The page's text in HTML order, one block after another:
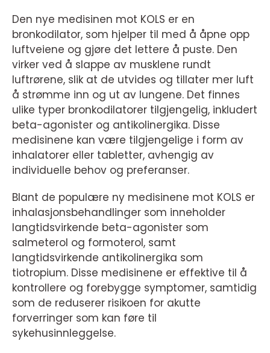
Den nye medisinen mot KOLS er en
bronkodilator, som hjelper til med å åpne opp
luftveiene og gjøre det lettere å puste. Den
virker ved å slappe av musklene rundt
luftrørene, slik at de utvides og tillater mer luft
å strømme inn og ut av lungene. Det finnes
ulike typer bronkodilatorer tilgjengelig, inkludert
beta-agonister og antikolinergika. Disse
medisinene kan være tilgjengelige i form av
inhalatorer eller tabletter, avhengig av
individuelle behov og preferanser.
Blant de populære ny medisinene mot KOLS er
inhalasjonsbehandlinger som inneholder
langtidsvirkende beta-agonister som
salmeterol og formoterol, samt
langtidsvirkende antikolinergika som
tiotropium. Disse medisinene er effektive til å
kontrollere og forebygge symptomer, samtidig
som de reduserer risikoen for akutte
forverringer som kan føre til
sykehusinnleggelse.